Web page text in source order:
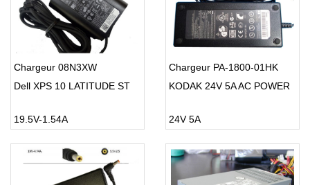
Chargeur 08N3XW
Dell XPS 10 LATITUDE ST
19.5V-1.54A
Chargeur PA-1800-01HK
KODAK 24V 5A AC POWER
24V 5A